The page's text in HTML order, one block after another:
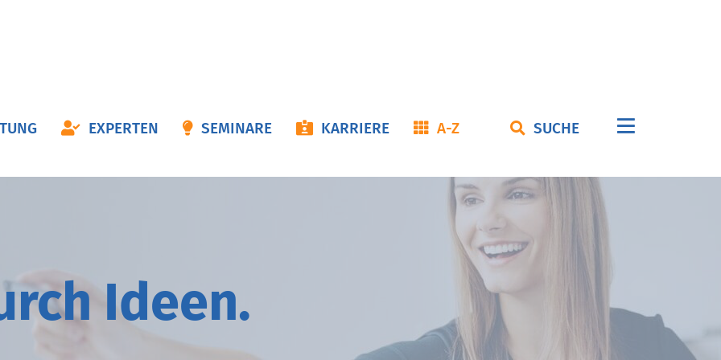
EXPERTEN SEMINARE KARRIERE A-Z SUCHE
Navigation
I deen.